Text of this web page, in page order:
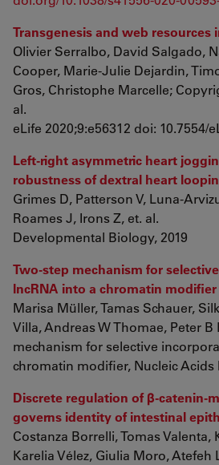
Transgenesis and web resources
Olivier Serralbo, David Salgado,
Cooper, Marie-Julie Dejardin,
Gros, Christophe Marcelle;
al.
eLife 2020;9:e56312 doi: 10.7554/
Left-right asymmetric heart
robustness of dextral heart
Grimes D, Patterson V, Luna-
Roames J, Irons Z, et. al.
Developmental Biology, 2019
Two-step mechanism for
lncRNA into a chromatin modifier
Marisa Müller, Tamas Schauer,
Villa, Andreas W Thomae, Peter B
mechanism for selective
chromatin modifier, Nucleic Acids
Discrete regulation of β-catenin-
governs identity of intestinal
Costanza Borrelli, Tomas Valenta,
Karelia Vélez, Giulia Moro, Atefeh